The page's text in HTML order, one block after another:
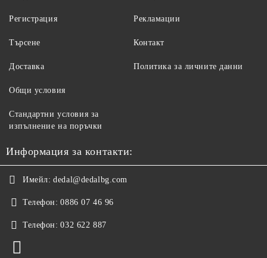
Регистрация
Търсене
Доставка
Рекламации
Контакт
Политика за личните данни
Общи условия
Стандартни условия за
изпълнение на поръчки
Информация за контакти:
Имейл: dedal@dedalbg.com
Телефон: 0886 07 46 96
Телефон: 032 622 887